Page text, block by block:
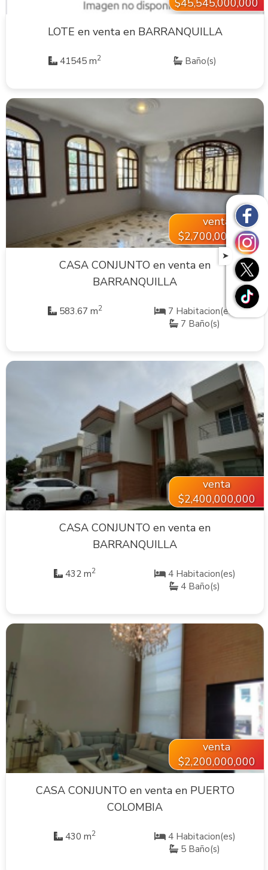
$45,545,000,000
LOTE en venta en BARRANQUILLA
41545 m2 Baño(s)
VER INMUEBLE
venta
$2,700,000,000
CASA CONJUNTO en venta en
BARRANQUILLA
583.67 m2
7 Habitacion(es)
7 Baño(s)
VER INMUEBLE
venta
$2,400,000,000
CASA CONJUNTO en venta en
BARRANQUILLA
432 m2
4 Habitacion(es)
4 Baño(s)
venta
$2,200,000,000
CASA CONJUNTO en venta en PUERTO
COLOMBIA
430 m2
4 Habitacion(es)
5 Baño(s)
➤